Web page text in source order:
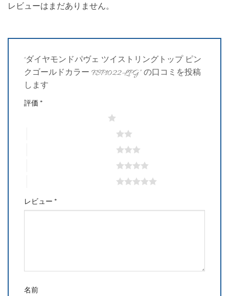
レビューはまだありません。
“ダイヤモンドパヴェ ツイストリングトップ ピン
クゴールドカラー FSP1022-LPG” の口コミを投稿
します
評価 *
レビュー *
名前